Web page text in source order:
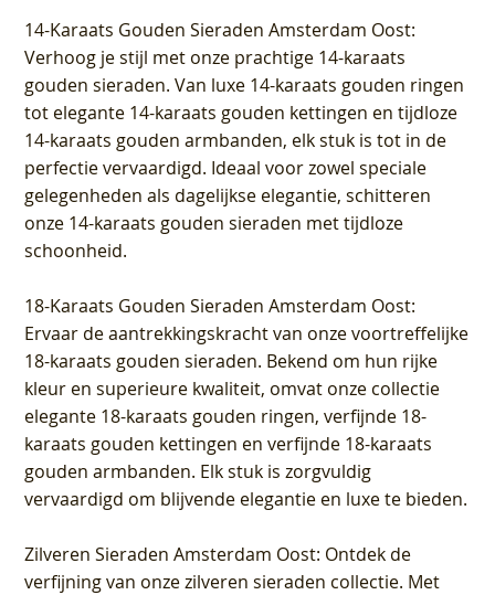
14-Karaats Gouden Sieraden Amsterdam Oost:
Verhoog je stijl met onze prachtige 14-karaats
gouden sieraden. Van luxe 14-karaats gouden ringen
tot elegante 14-karaats gouden kettingen en tijdloze
14-karaats gouden armbanden, elk stuk is tot in de
perfectie vervaardigd. Ideaal voor zowel speciale
gelegenheden als dagelijkse elegantie, schitteren
onze 14-karaats gouden sieraden met tijdloze
schoonheid.
18-Karaats Gouden Sieraden Amsterdam Oost:
Ervaar de aantrekkingskracht van onze voortreffelijke
18-karaats gouden sieraden. Bekend om hun rijke
kleur en superieure kwaliteit, omvat onze collectie
elegante 18-karaats gouden ringen, verfijnde 18-
karaats gouden kettingen en verfijnde 18-karaats
gouden armbanden. Elk stuk is zorgvuldig
vervaardigd om blijvende elegantie en luxe te bieden.
Zilveren Sieraden Amsterdam Oost: Ontdek de
verfijning van onze zilveren sieraden collectie. Met